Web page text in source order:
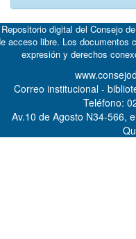
digital del Consejo
acceso libre. Los documentos
expresión y derechos
Correo institucional -
Teléfono:
Av.10 de Agosto N34-566,